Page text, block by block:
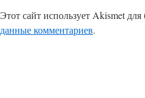
Этот сайт использует Akismet
данные комментариев.